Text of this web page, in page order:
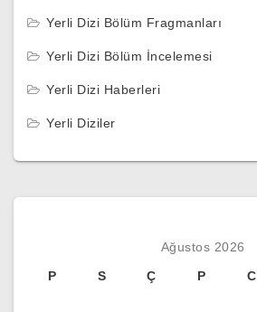
Yerli Dizi Bölüm Fragmanları
Yerli Dizi Bölüm İncelemesi
Yerli Dizi Haberleri
Yerli Diziler
Ağustos 2026
P
S Ç P C